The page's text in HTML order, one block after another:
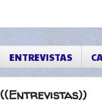
ENTREVISTAS
((Entrevistas))